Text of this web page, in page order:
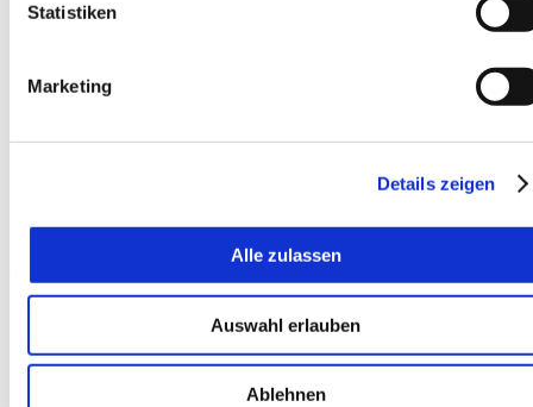
Statistiken
Marketing
Details zeigen
Alle zulassen
Auswahl erlauben
Ablehnen
Steffen Brauer Büro- und Verwaltungsservice aus Eisenberg
freut sich über eine neue JIBBI 1670 EVO…